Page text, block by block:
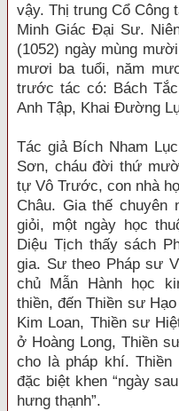
vậy. Thị trung Cổ Công
Minh Giác Đại Sư.
(1052) ngày mùng
mươi ba tuổi, năm
trước tác có: Bách
Anh Tập, Khai Đường
Tác giả Bích Nham
Sơn, cháu đời thứ
tự Vô Trước, con nhà
Châu. Gia thế chuyên
giỏi, một ngày học
Diệu Tịch thấy sách
gia. Sư theo Pháp sư
chủ Mẫn Hành học
thiền, đến Thiền sư
Kim Loan, Thiền sư
ở Hoàng Long, Thiền
cho là pháp khí.
đặc biệt khen “ngày
hưng thạnh”.